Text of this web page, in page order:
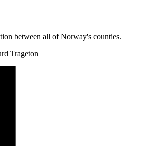
between all of Norway's counties.
Trageton